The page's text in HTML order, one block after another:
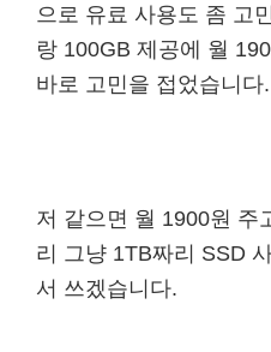
으로 유료 사용도 좀 고
랑 100GB 제공에 월
바로 고민을 접었습니다.
저 같으면 월 1900원 주
리 그냥 1TB짜리 SSD
서 쓰겠습니다.